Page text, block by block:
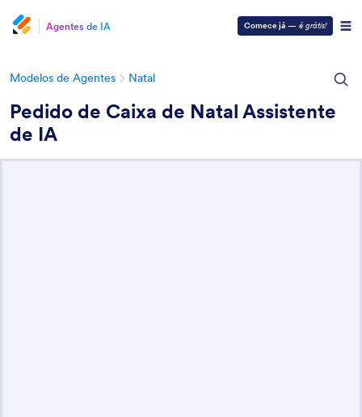
Agentes de IA Comece já — é grátis!
Modelos de Agentes Natal
Pedido de Caixa de Natal Assistente
de IA